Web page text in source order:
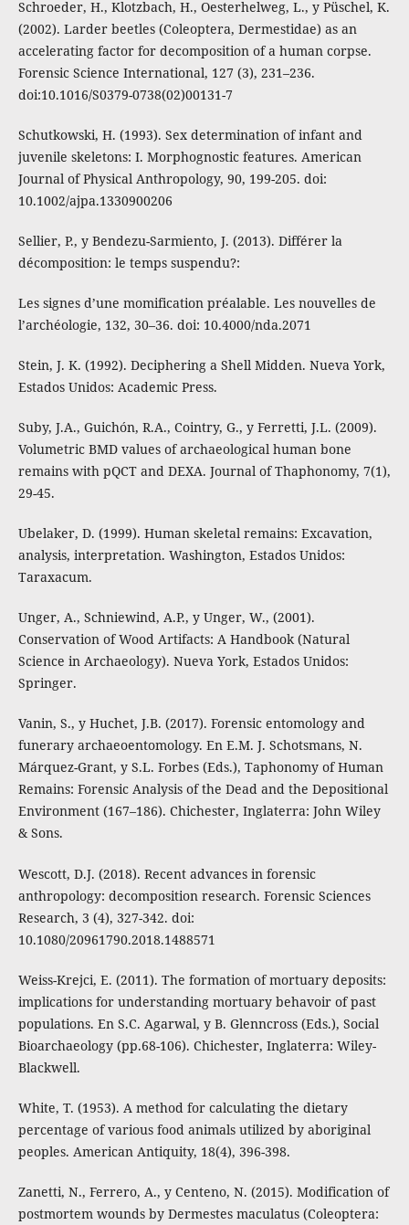
Schroeder, H., Klotzbach, H., Oesterhelweg, L., y Püschel, K.
(2002). Larder beetles (Coleoptera, Dermestidae) as an
accelerating factor for decomposition of a human corpse.
Forensic Science International, 127 (3), 231–236.
doi:10.1016/S0379-0738(02)00131-7
Schutkowski, H. (1993). Sex determination of infant and
juvenile skeletons: I. Morphognostic features. American
Journal of Physical Anthropology, 90, 199-205. doi:
10.1002/ajpa.1330900206
Sellier, P., y Bendezu-Sarmiento, J. (2013). Différer la
décomposition: le temps suspendu?:
Les signes d’une momification préalable. Les nouvelles de
l’archéologie, 132, 30–36. doi: 10.4000/nda.2071
Stein, J. K. (1992). Deciphering a Shell Midden. Nueva York,
Estados Unidos: Academic Press.
Suby, J.A., Guichón, R.A., Cointry, G., y Ferretti, J.L. (2009).
Volumetric BMD values of archaeological human bone
remains with pQCT and DEXA. Journal of Thaphonomy, 7(1),
29-45.
Ubelaker, D. (1999). Human skeletal remains: Excavation,
analysis, interpretation. Washington, Estados Unidos:
Taraxacum.
Unger, A., Schniewind, A.P., y Unger, W., (2001).
Conservation of Wood Artifacts: A Handbook (Natural
Science in Archaeology). Nueva York, Estados Unidos:
Springer.
Vanin, S., y Huchet, J.B. (2017). Forensic entomology and
funerary archaeoentomology. En E.M. J. Schotsmans, N.
Márquez-Grant, y S.L. Forbes (Eds.), Taphonomy of Human
Remains: Forensic Analysis of the Dead and the Depositional
Environment (167–186). Chichester, Inglaterra: John Wiley
& Sons.
Wescott, D.J. (2018). Recent advances in forensic
anthropology: decomposition research. Forensic Sciences
Research, 3 (4), 327-342. doi:
10.1080/20961790.2018.1488571
Weiss-Krejci, E. (2011). The formation of mortuary deposits:
implications for understanding mortuary behavoir of past
populations. En S.C. Agarwal, y B. Glenncross (Eds.), Social
Bioarchaeology (pp.68-106). Chichester, Inglaterra: Wiley-
Blackwell.
White, T. (1953). A method for calculating the dietary
percentage of various food animals utilized by aboriginal
peoples. American Antiquity, 18(4), 396-398.
Zanetti, N., Ferrero, A., y Centeno, N. (2015). Modification of
postmortem wounds by Dermestes maculatus (Coleoptera: